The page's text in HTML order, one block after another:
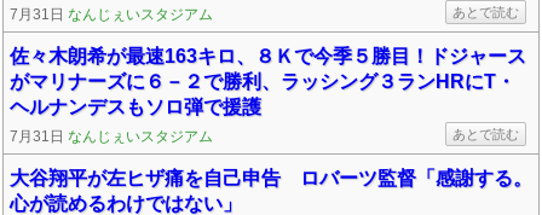
7月31日 なんじぇいスタジアム あとで読む
佐々木朗希が最速163キロ、８Ｋで今季５勝目！ドジャース
がマリナーズに６－２で勝利、ラッシング３ランHRにT・
ヘルナンデスもソロ弾で援護
7月31日 なんじぇいスタジアム あとで読む
大谷翔平が左ヒザ痛を自己申告 ロバーツ監督「感謝する。
心が読めるわけではない」